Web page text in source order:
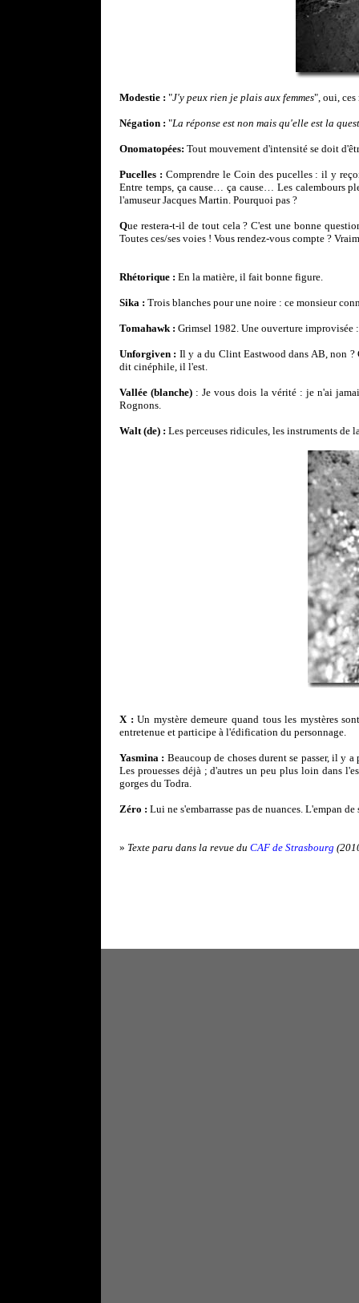
Modestie : "J'y peux rien je plais aux femmes", oui,
Négation : "La réponse est non mais qu'elle est la
Onomatopées: Tout mouvement d'intensité se doit
Pucelles : Comprendre le Coin des pucelles : il y
Entre temps, ça cause… ça cause… Les calembours
l'amuseur Jacques Martin. Pourquoi pas ?
Que restera-t-il de tout cela ? C'est une bonne
Toutes ces/ses voies ! Vous rendez-vous compte ?
Rhétorique : En la matière, il fait bonne figure.
Sika : Trois blanches pour une noire : ce monsieur
Tomahawk : Grimsel 1982. Une ouverture improvisée
Unforgiven : Il y a du Clint Eastwood dans AB, non ?
dit cinéphile, il l'est.
Vallée (blanche) : Je vous dois la vérité : je n'ai
Rognons.
Walt (de) : Les perceuses ridicules, les instruments de
X :Un mystère demeure quand tous les mystères
entretenue et participe à l'édification du personnage.
Yasmina : Beaucoup de choses durent se passer, il y
Les prouesses déjà ; d'autres un peu plus loin dans
gorges du Todra.
Zéro : Lui ne s'embarrasse pas de nuances. L'empan
» Texte paru dans la revue du CAF de Strasbourg